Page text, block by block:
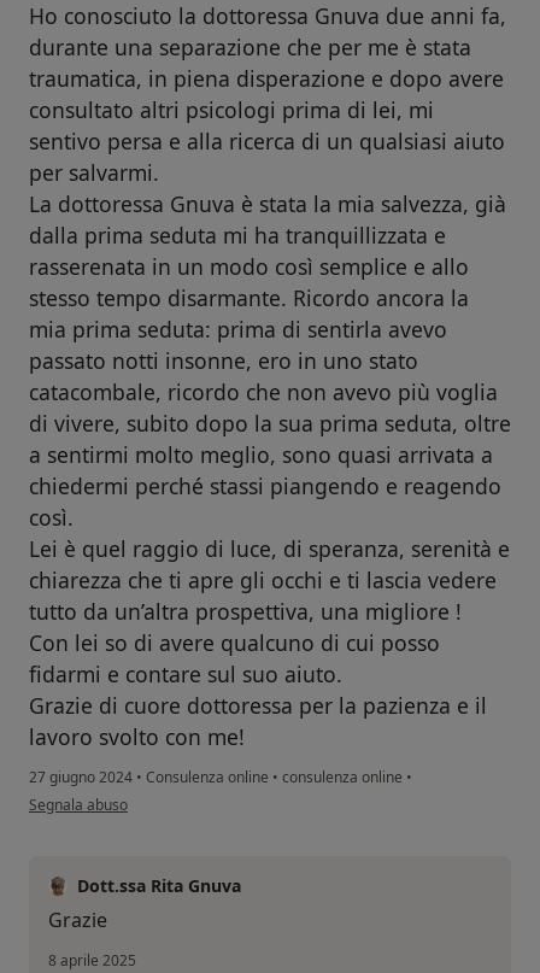
Ho conosciuto la dottoressa Gnuva due anni fa,
durante una separazione che per me è stata
traumatica, in piena disperazione e dopo avere
consultato altri psicologi prima di lei, mi
sentivo persa e alla ricerca di un qualsiasi aiuto
per salvarmi.
La dottoressa Gnuva è stata la mia salvezza, già
dalla prima seduta mi ha tranquillizzata e
rasserenata in un modo così semplice e allo
stesso tempo disarmante. Ricordo ancora la
mia prima seduta: prima di sentirla avevo
passato notti insonne, ero in uno stato
catacombale, ricordo che non avevo più voglia
di vivere, subito dopo la sua prima seduta, oltre
a sentirmi molto meglio, sono quasi arrivata a
chiedermi perché stassi piangendo e reagendo
così.
Lei è quel raggio di luce, di speranza, serenità e
chiarezza che ti apre gli occhi e ti lascia vedere
tutto da un’altra prospettiva, una migliore !
Con lei so di avere qualcuno di cui posso
fidarmi e contare sul suo aiuto.
Grazie di cuore dottoressa per la pazienza e il
lavoro svolto con me!
27 giugno 2024 • Consulenza online • consulenza online •
secondo l'opinione dell'utente M.P.
Segnala abuso
Dott.ssa Rita Gnuva
Grazie
8 aprile 2025